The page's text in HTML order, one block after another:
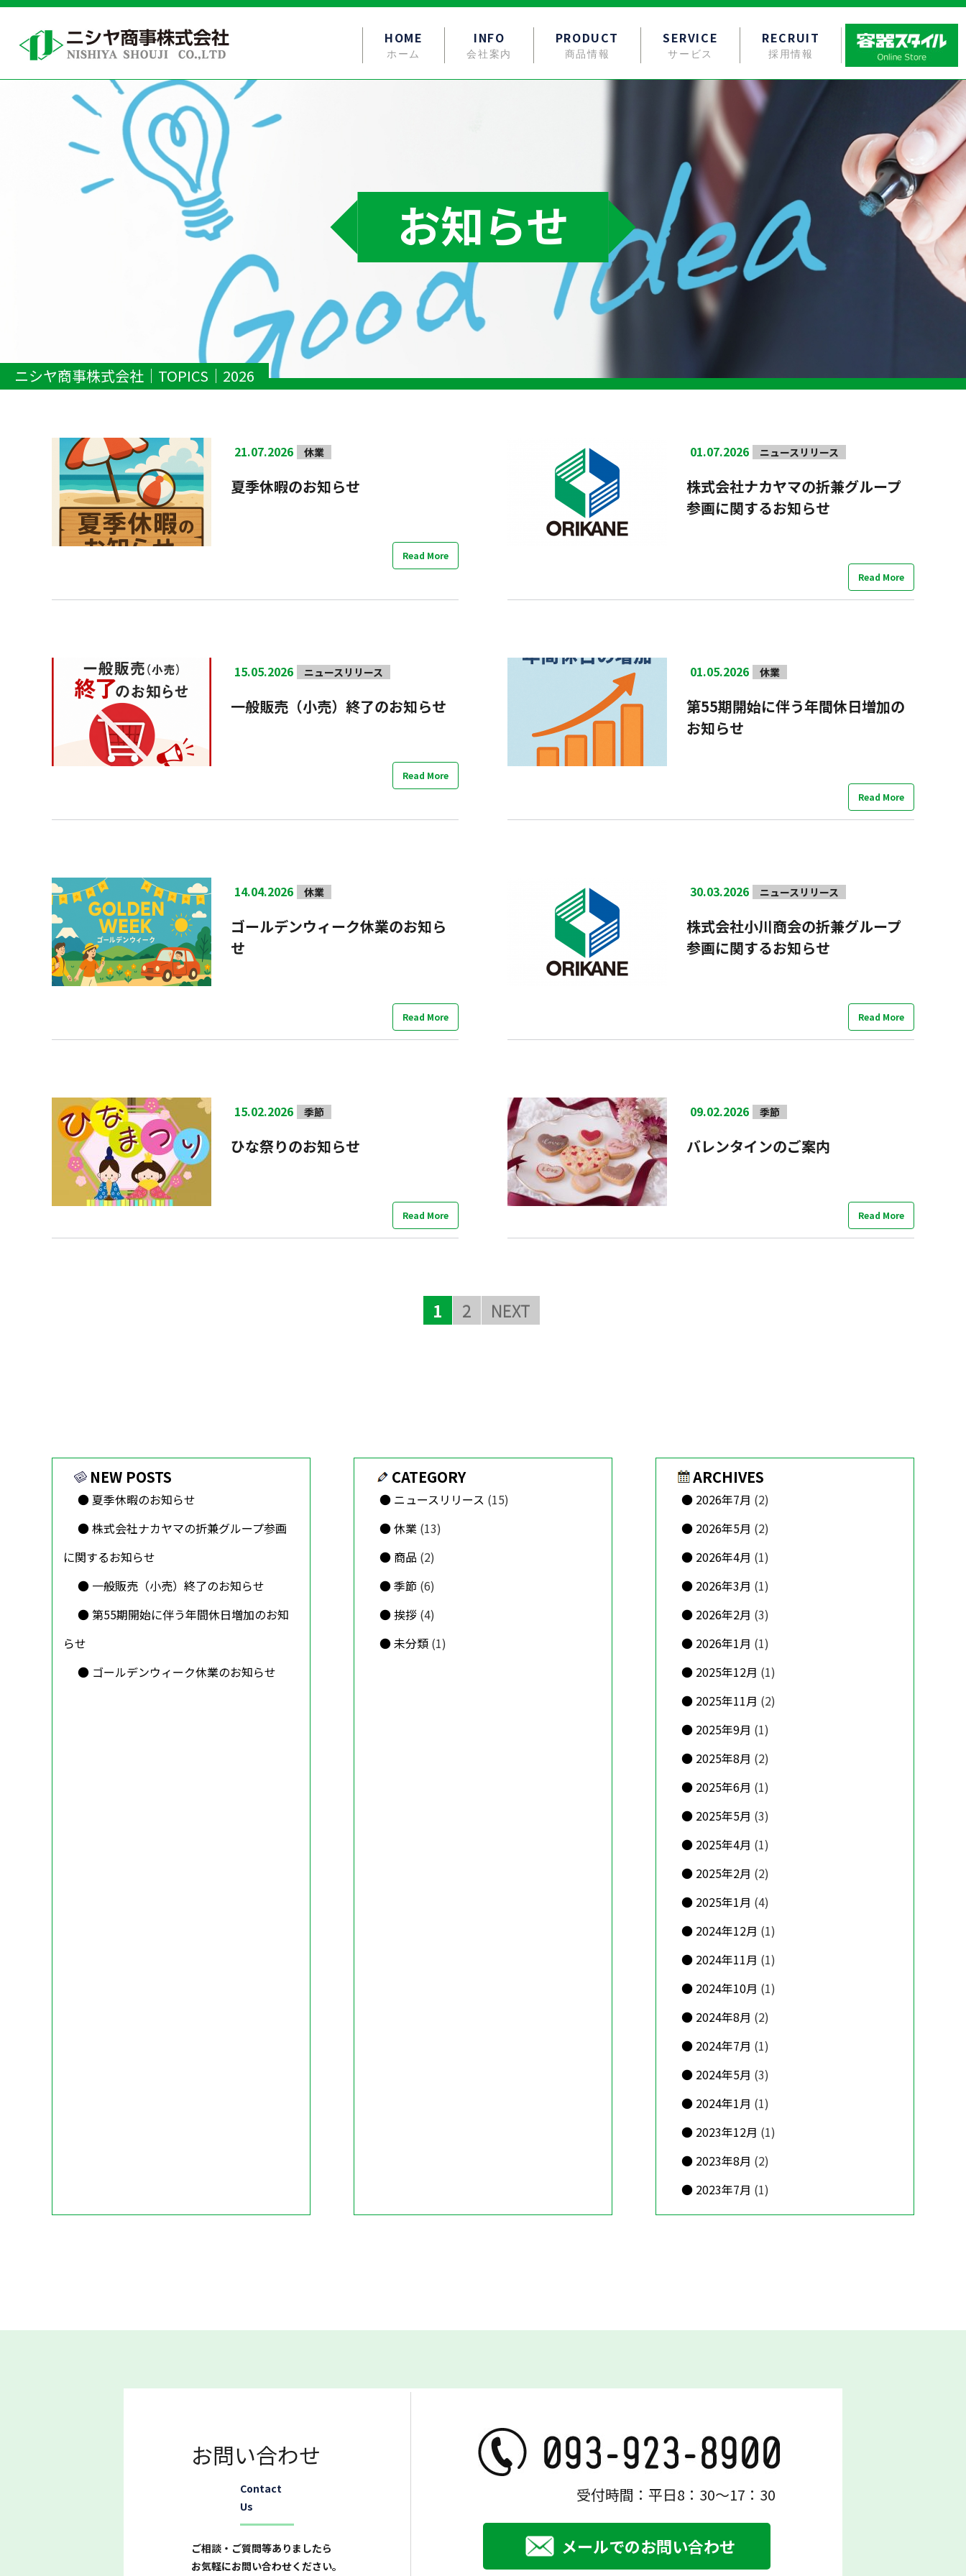
HOME
ホーム
INFO
会社案内
PRODUCT
商品情報
SERVICE
サービス
RECRUIT
採用情報
お知らせ
ニシヤ商事株式会社 TOPICS 2026
21.07.2026 休業
夏季休暇のお知らせ
Read More
01.07.2026 ニュースリリース
株式会社ナカヤマの折兼グループ
参画に関するお知らせ
Read More
15.05.2026 ニュースリリース
一般販売（小売）終了のお知らせ
Read More
01.05.2026 休業
第55期開始に伴う年間休日増加の
お知らせ
Read More
14.04.2026 休業
ゴールデンウィーク休業のお知ら
せ
Read More
30.03.2026 ニュースリリース
株式会社小川商会の折兼グループ
参画に関するお知らせ
Read More
15.02.2026 季節
ひな祭りのお知らせ
Read More
09.02.2026 季節
バレンタインのご案内
Read More
1 2 NEXT
NEW POSTS
夏季休暇のお知らせ
株式会社ナカヤマの折兼グループ参画
に関するお知らせ
一般販売（小売）終了のお知らせ
第55期開始に伴う年間休日増加のお知
らせ
ゴールデンウィーク休業のお知らせ
CATEGORY
ニュースリリース (15)
休業 (13)
商品 (2)
季節 (6)
挨拶 (4)
未分類 (1)
ARCHIVES
2026年7月 (2)
2026年5月 (2)
2026年4月 (1)
2026年3月 (1)
2026年2月 (3)
2026年1月 (1)
2025年12月 (1)
2025年11月 (2)
2025年9月 (1)
2025年8月 (2)
2025年6月 (1)
2025年5月 (3)
2025年4月 (1)
2025年2月 (2)
2025年1月 (4)
2024年12月 (1)
2024年11月 (1)
2024年10月 (1)
2024年8月 (2)
2024年7月 (1)
2024年5月 (3)
2024年1月 (1)
2023年12月 (1)
2023年8月 (2)
2023年7月 (1)
お問い合わせ
Contact
Us
ご相談・ご質問等ありましたら
お気軽にお問い合わせください。
受付時間：平日8：30～17：30
メールでのお問い合わせ